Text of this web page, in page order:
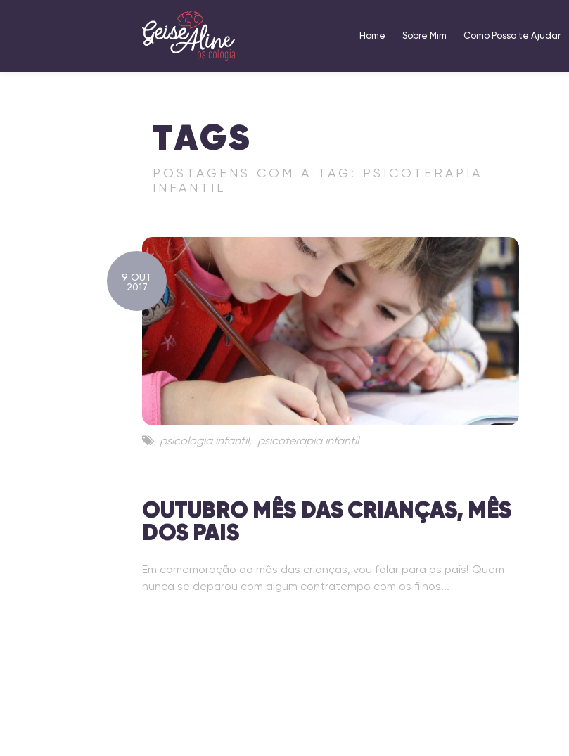
Home Sobre Mim Como Posso te Ajudar
TAGS
POSTAGENS COM A TAG: PSICOTERAPIA
INFANTIL
9 OUT
2017
psicologia infantil, psicoterapia infantil
OUTUBRO MÊS DAS CRIANÇAS, MÊS
DOS PAIS
Em comemoração ao mês das crianças, vou falar para os pais! Quem
nunca se deparou com algum contratempo com os filhos...